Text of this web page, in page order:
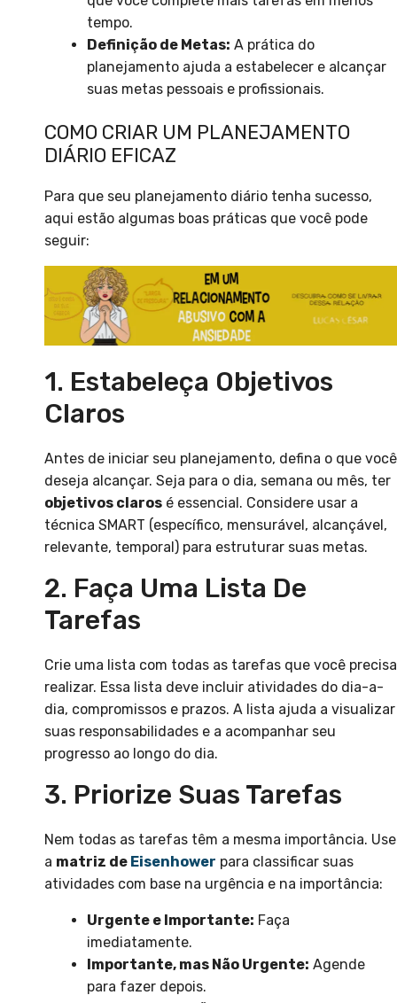
tempo.
Definição de Metas: A prática do
planejamento ajuda a estabelecer e alcançar
suas metas pessoais e profissionais.
COMO CRIAR UM PLANEJAMENTO
DIÁRIO EFICAZ
Para que seu planejamento diário tenha sucesso,
aqui estão algumas boas práticas que você pode
seguir:
1. Estabeleça Objetivos
Claros
Antes de iniciar seu planejamento, defina o que você
deseja alcançar. Seja para o dia, semana ou mês, ter
objetivos claros é essencial. Considere usar a
técnica SMART (específico, mensurável, alcançável,
relevante, temporal) para estruturar suas metas.
2. Faça Uma Lista De
Tarefas
Crie uma lista com todas as tarefas que você precisa
realizar. Essa lista deve incluir atividades do dia-a-
dia, compromissos e prazos. A lista ajuda a visualizar
suas responsabilidades e a acompanhar seu
progresso ao longo do dia.
3. Priorize Suas Tarefas
Nem todas as tarefas têm a mesma importância. Use
a matriz de Eisenhower para classificar suas
atividades com base na urgência e na importância:
Urgente e Importante: Faça
imediatamente.
Importante, mas Não Urgente: Agende
para fazer depois.